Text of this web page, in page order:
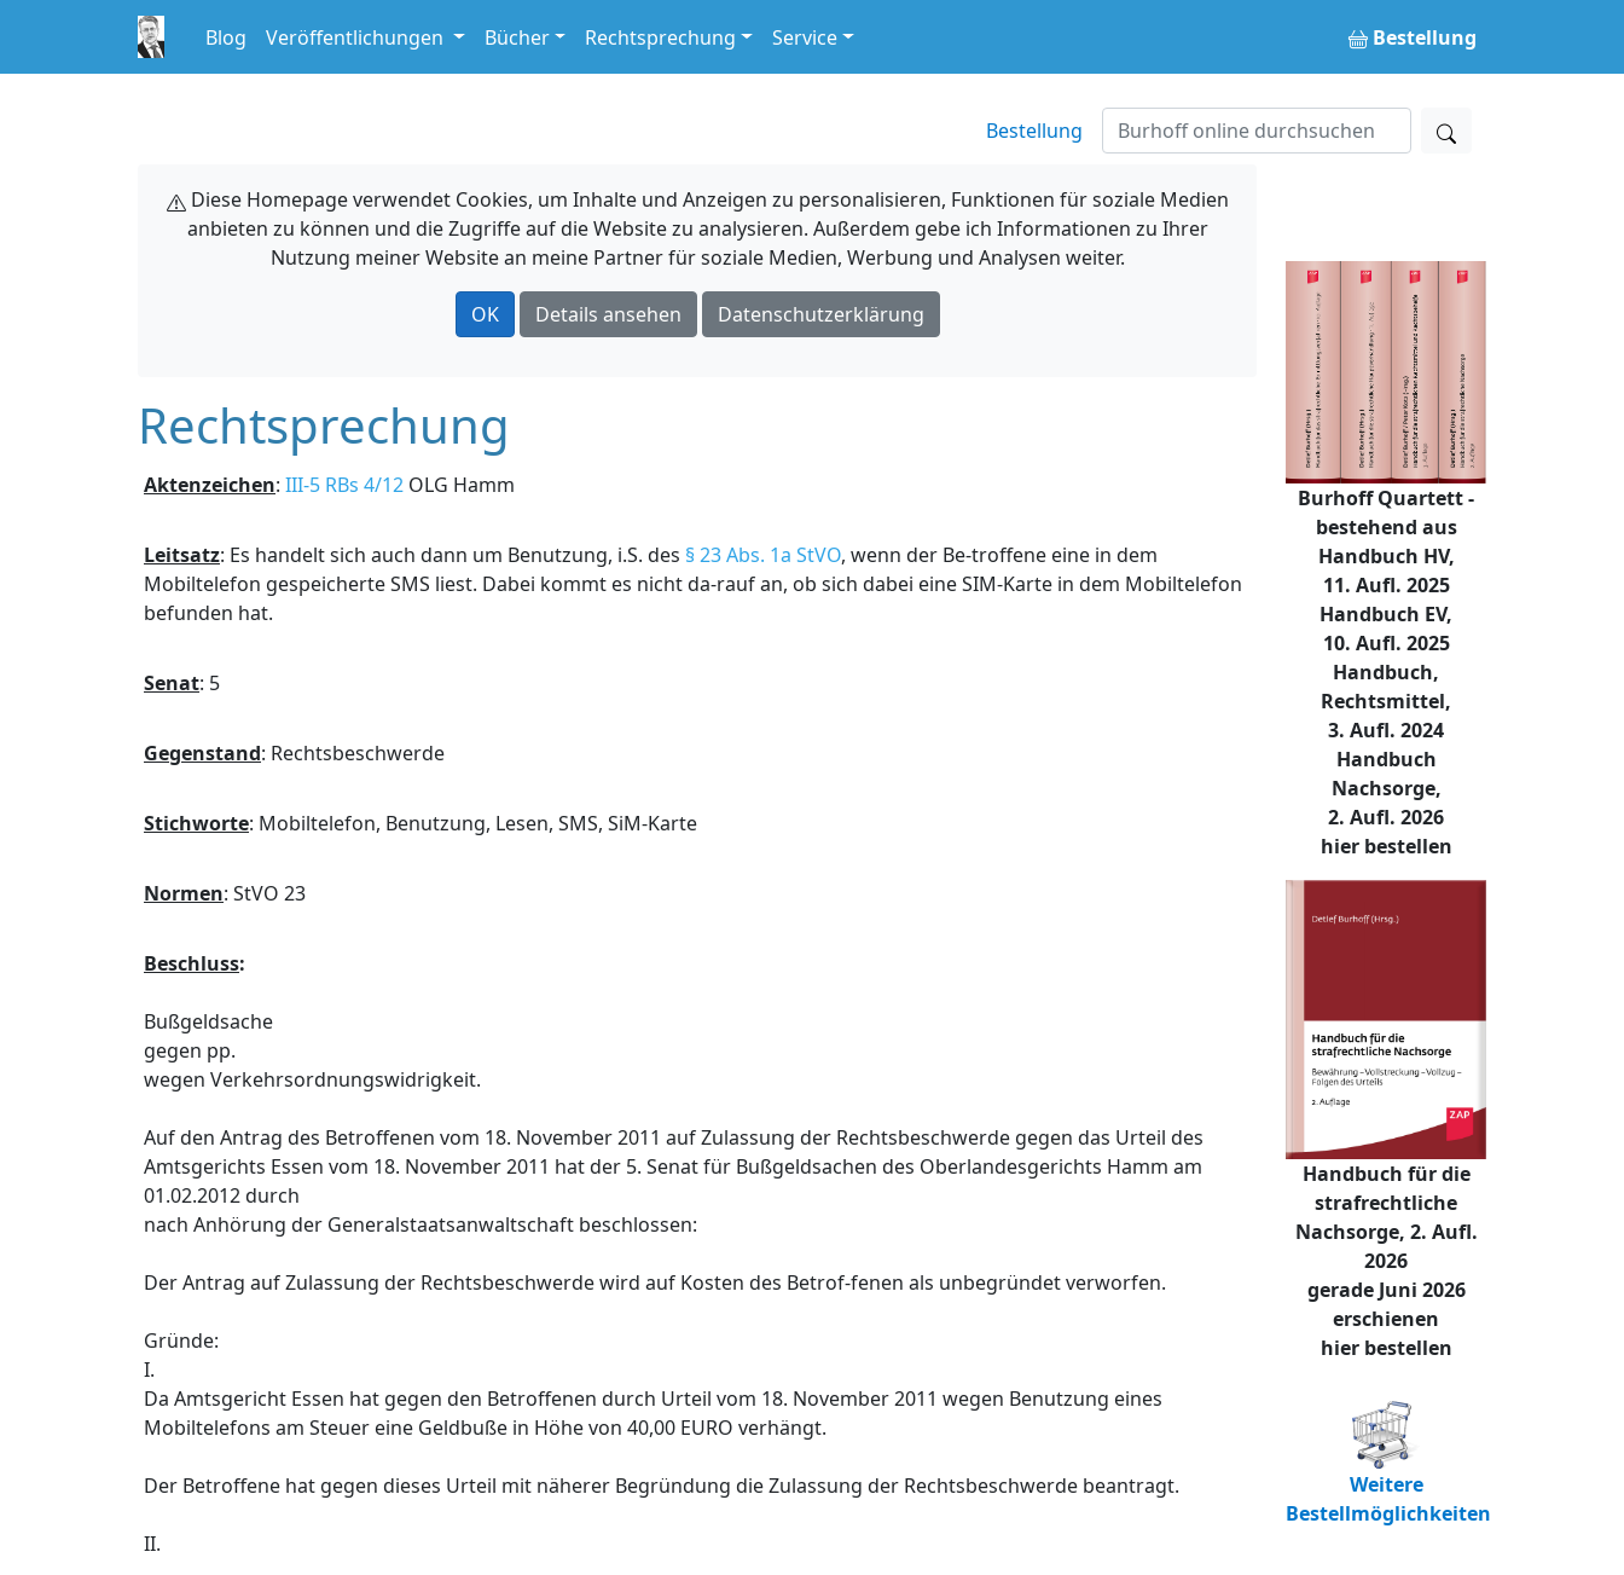
Blog Veröffentlichungen Bücher Rechtsprechung Service Bestellung
Bestellung
Diese Homepage verwendet Cookies, um Inhalte und Anzeigen zu personalisieren, Funktionen für soziale Medien
anbieten zu können und die Zugriffe auf die Website zu analysieren. Außerdem gebe ich Informationen zu Ihrer
Nutzung meiner Website an meine Partner für soziale Medien, Werbung und Analysen weiter.
OK Details ansehen Datenschutzerklärung
Rechtsprechung
Aktenzeichen: III-5 RBs 4/12 OLG Hamm
Leitsatz: Es handelt sich auch dann um Benutzung, i.S. des § 23 Abs. 1a StVO, wenn der Be-troffene eine in dem
Mobiltelefon gespeicherte SMS liest. Dabei kommt es nicht da-rauf an, ob sich dabei eine SIM-Karte in dem Mobiltelefon
befunden hat.
Senat: 5
Gegenstand: Rechtsbeschwerde
Stichworte: Mobiltelefon, Benutzung, Lesen, SMS, SiM-Karte
Normen: StVO 23
Beschluss:
Bußgeldsache
gegen pp.
wegen Verkehrsordnungswidrigkeit.
Auf den Antrag des Betroffenen vom 18. November 2011 auf Zulassung der Rechtsbeschwerde gegen das Urteil des
Amtsgerichts Essen vom 18. November 2011 hat der 5. Senat für Bußgeldsachen des Oberlandesgerichts Hamm am
01.02.2012 durch
nach Anhörung der Generalstaatsanwaltschaft beschlossen:
Der Antrag auf Zulassung der Rechtsbeschwerde wird auf Kosten des Betrof-fenen als unbegründet verworfen.
Gründe:
I.
Da Amtsgericht Essen hat gegen den Betroffenen durch Urteil vom 18. November 2011 wegen Benutzung eines
Mobiltelefons am Steuer eine Geldbuße in Höhe von 40,00 EURO verhängt.
Der Betroffene hat gegen dieses Urteil mit näherer Begründung die Zulassung der Rechtsbeschwerde beantragt.
II.
Burhoff Quartett -
bestehend aus
Handbuch HV,
11. Aufl. 2025
Handbuch EV,
10. Aufl. 2025
Handbuch,
Rechtsmittel,
3. Aufl. 2024
Handbuch
Nachsorge,
2. Aufl. 2026
hier bestellen
Handbuch für die
strafrechtliche
Nachsorge, 2. Aufl.
2026
gerade Juni 2026
erschienen
hier bestellen
Weitere
Bestellmöglichkeiten